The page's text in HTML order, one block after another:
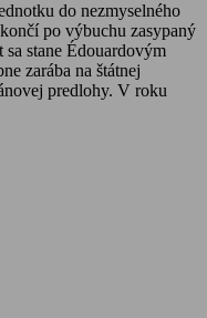
do nezmyselného
po výbuchu zasypaný
stane Édouardovým
zarába na štátnej
predlohy. V roku